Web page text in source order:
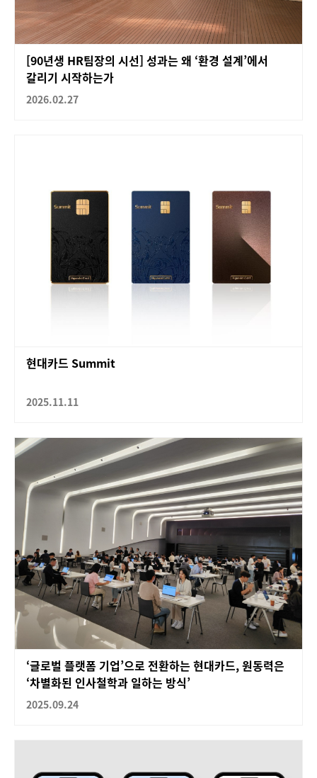
[90년생 HR팀장의 시선] 성과는 왜 ‘환경 설계’에서
갈리기 시작하는가
2026.02.27
현대카드 Summit
2025.11.11
‘글로벌 플랫폼 기업’으로 전환하는 현대카드, 원동력은
‘차별화된 인사철학과 일하는 방식’
2025.09.24